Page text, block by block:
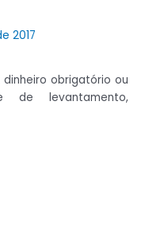
2017
obrigatório ou
de levantamento,